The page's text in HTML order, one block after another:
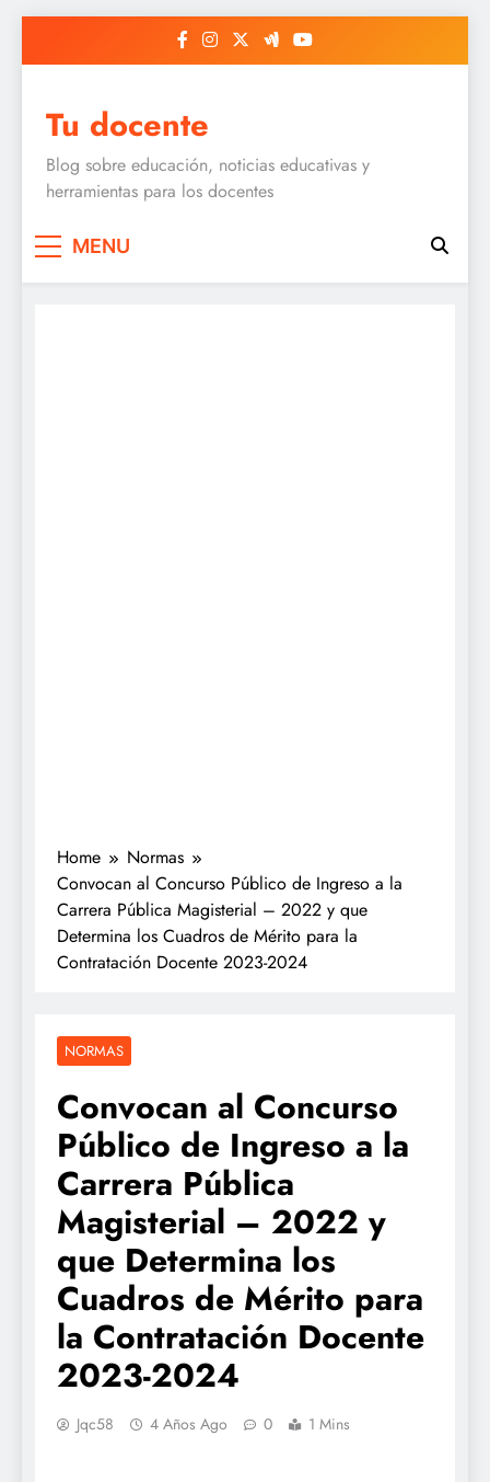
Tu docente
Blog sobre educación, noticias educativas y
herramientas para los docentes
MENU
Home
Normas
Convocan al Concurso Público de Ingreso a la
Carrera Pública Magisterial – 2022 y que
Determina los Cuadros de Mérito para la
Contratación Docente 2023-2024
NORMAS
Convocan al Concurso
Público de Ingreso a la
Carrera Pública
Magisterial – 2022 y
que Determina los
Cuadros de Mérito para
la Contratación Docente
2023-2024
Jqc58 4 Años Ago 0 1 Mins